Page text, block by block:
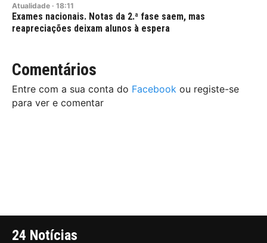
Atualidade · 18:11
Exames nacionais. Notas da 2.ª fase saem, mas
reapreciações deixam alunos à espera
Comentários
Entre com a sua conta do Facebook ou registe-se
para ver e comentar
24 Notícias